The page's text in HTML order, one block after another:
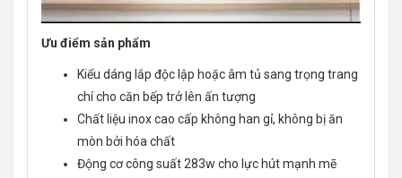
Ưu điểm sản phẩm
Kiểu dáng lắp độc lập hoặc âm tủ sang trọng trang
chí cho căn bếp trở lên ấn tượng
Chất liệu inox cao cấp không han gỉ, không bị ăn
mòn bởi hóa chất
Động cơ công suất 283w cho lực hút mạnh mẽ